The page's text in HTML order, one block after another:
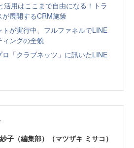
活用はここまで自由になる！トラ
展開するCRM施策
が実行中、フルファネルでLINE
ィングの全貌
「クラブネッツ」に訊いたLINE
子（編集部）（マツザキ ミサコ）